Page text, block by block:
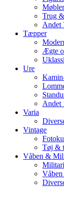
Trug
Andet
Tæpper
Ægte
Ure
Andet
Varia
Vintage
Tøj &
Våben &
Våben